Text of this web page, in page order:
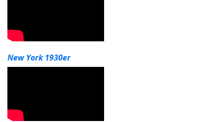
New York 1930er